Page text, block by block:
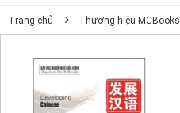
Trang chủ Thương hiệu MCBooks